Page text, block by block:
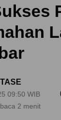
09:50 WIB
2 menit